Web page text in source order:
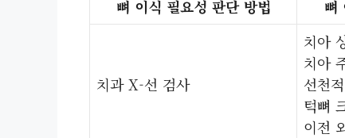
뼈 이식 필요성 판단 방법 뼈
치과 X-선 검사
치아
치아
선천
턱뼈
이전